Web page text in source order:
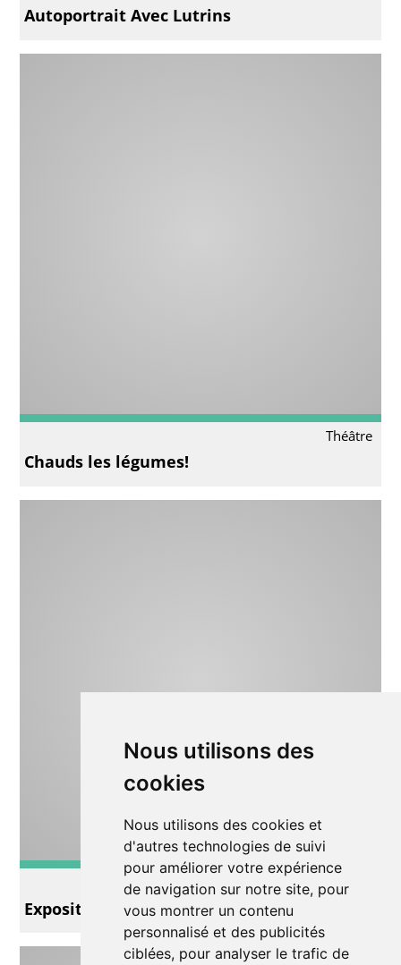
Nous utilisons des
cookies
Nous utilisons des cookies et
d'autres technologies de suivi
pour améliorer votre expérience
de navigation sur notre site, pour
vous montrer un contenu
personnalisé et des publicités
ciblées, pour analyser le trafic de
Autoportrait Avec Lutrins
Théâtre
Chauds les légumes!
Exposition
Exposition François Burland